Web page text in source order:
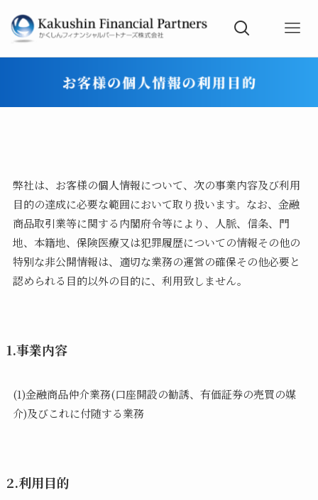
弊社は、お客様の個人情報について、次の事業内容及び利用
目的の達成に必要な範囲において取り扱います。なお、金融
商品取引業等に関する内閣府令等により、人脈、信条、門
地、本籍地、保険医療又は犯罪履歴についての情報その他の
特別な非公開情報は、適切な業務の運営の確保その他必要と
認められる目的以外の目的に、利用致しません。
1.事業内容
(1)金融商品仲介業務(口座開設の勧誘、有価証券の売買の媒
介)及びこれに付随する業務
2.利用目的